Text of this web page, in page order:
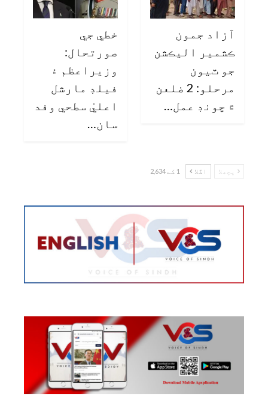
آزاد جمون
ڪشمير اليڪشن
جو ٽيون
مرحلو: 2 ضلعن
۾ چونڊ عمل…
خطي جي
صورتحال:
وزيراعظم ۽
فيلڊ مارشل
اعليٰ سطحي وفد
سان…
پچھلا اگلا 1 کے 2,634